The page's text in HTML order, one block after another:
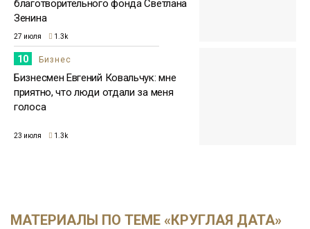
благотворительного фонда Светлана
Зенина
27 июля 1.3k
10 Бизнес
Бизнесмен Евгений Ковальчук: мне
приятно, что люди отдали за меня
голоса
23 июля 1.3k
МАТЕРИАЛЫ ПО ТЕМЕ «КРУГЛАЯ ДАТА»